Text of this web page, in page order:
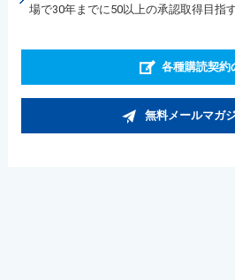
場で30年までに50以上の承認取得目指
各種購読契約
無料メールマガ